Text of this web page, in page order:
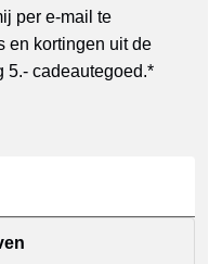
per e-mail te
en kortingen uit de
5.- cadeautegoed.*